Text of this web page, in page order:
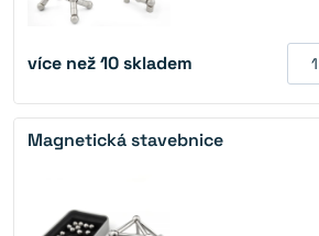
více než 10 skladem
Magnetická stavebnice